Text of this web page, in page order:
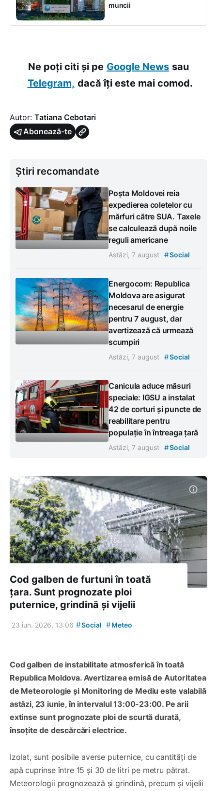
muncii
Ne poți citi și pe Google News sau
Telegram, dacă îți este mai comod.
Autor: Tatiana Cebotari
Abonează-te
Știri recomandate
Poșta Moldovei reia
expedierea coletelor cu
mărfuri către SUA. Taxele
se calculează după noile
reguli americane
Astăzi, 7 august #Social
Energocom: Republica
Moldova are asigurat
necesarul de energie
pentru 7 august, dar
avertizează că urmează
scumpiri
Astăzi, 7 august #Social
Canicula aduce măsuri
speciale: IGSU a instalat
42 de corturi și puncte de
reabilitare pentru
populație în întreaga țară
Astăzi, 7 august #Social
Cod galben de furtuni în toată
țara. Sunt prognozate ploi
puternice, grindină și vijelii
23 iun. 2026, 13:06 #Social #Meteo
Cod galben de instabilitate atmosferică în toată
Republica Moldova. Avertizarea emisă de Autoritatea
de Meteorologie și Monitoring de Mediu este valabilă
astăzi, 23 iunie, în intervalul 13:00-23:00. Pe arii
extinse sunt prognozate ploi de scurtă durată,
însoțite de descărcări electrice.
Izolat, sunt posibile averse puternice, cu cantități de
apă cuprinse între 15 și 30 de litri pe metru pătrat.
Meteorologii prognozează și grindină, precum și vijelii